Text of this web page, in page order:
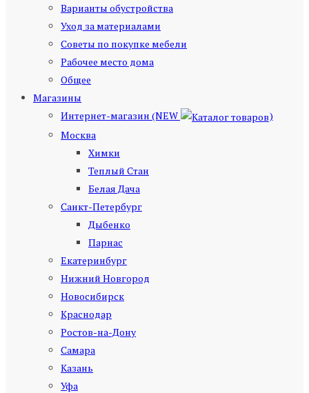
Варианты обустройства
Уход за материалами
Советы по покупке мебели
Рабочее место дома
Общее
Магазины
Интернет-магазин (NEW
)
Москва
Химки
Теплый Стан
Белая Дача
Санкт-Петербург
Дыбенко
Парнас
Екатеринбург
Нижний Новгород
Новосибирск
Краснодар
Ростов-на-Дону
Самара
Казань
Уфа